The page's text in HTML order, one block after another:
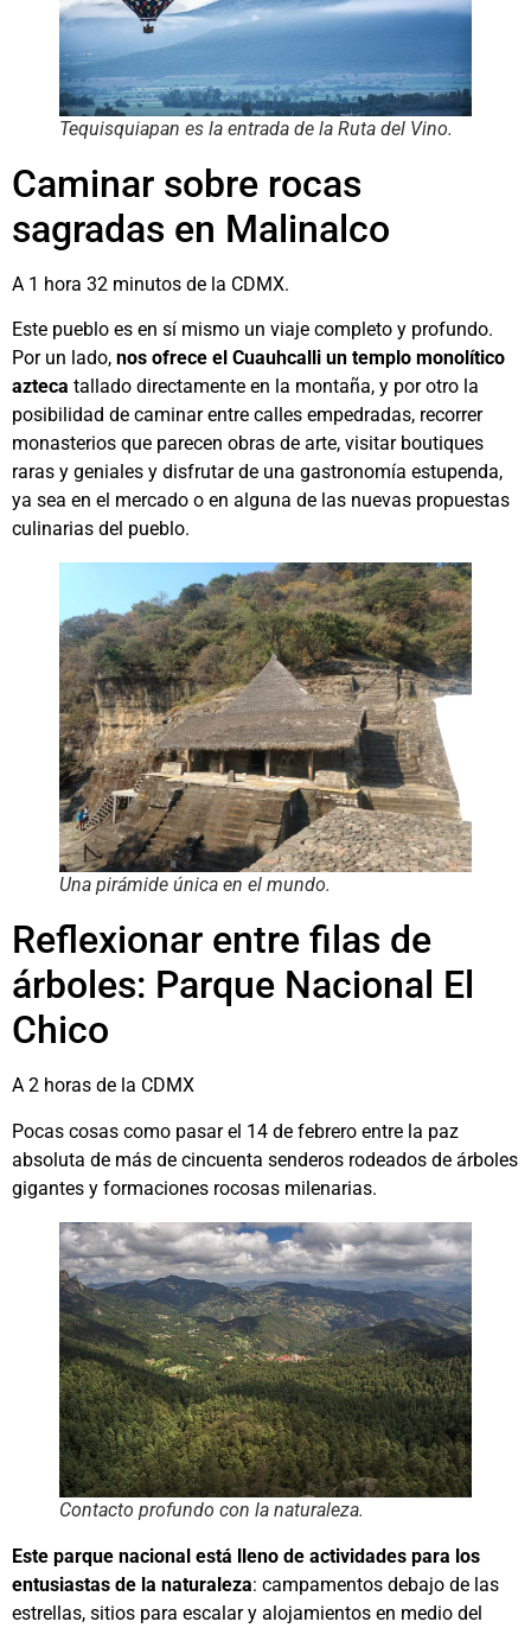
Tequisquiapan es la entrada de la Ruta del Vino.
Caminar sobre rocas
sagradas en Malinalco
A 1 hora 32 minutos de la CDMX.
Este pueblo es en sí mismo un viaje completo y profundo.
Por un lado, nos ofrece el Cuauhcalli un templo monolítico
azteca tallado directamente en la montaña, y por otro la
posibilidad de caminar entre calles empedradas, recorrer
monasterios que parecen obras de arte, visitar boutiques
raras y geniales y disfrutar de una gastronomía estupenda,
ya sea en el mercado o en alguna de las nuevas propuestas
culinarias del pueblo.
Una pirámide única en el mundo.
Reflexionar entre filas de
árboles: Parque Nacional El
Chico
A 2 horas de la CDMX
Pocas cosas como pasar el 14 de febrero entre la paz
absoluta de más de cincuenta senderos rodeados de árboles
gigantes y formaciones rocosas milenarias.
Contacto profundo con la naturaleza.
Este parque nacional está lleno de actividades para los
entusiastas de la naturaleza: campamentos debajo de las
estrellas, sitios para escalar y alojamientos en medio del